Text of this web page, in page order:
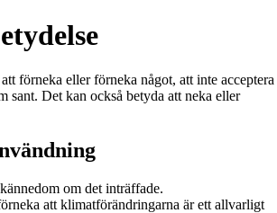
förneka eller förneka något, att inte acceptera
sant. Det kan också betyda att neka eller
om det inträffade.
att klimatförändringarna är ett allvarligt